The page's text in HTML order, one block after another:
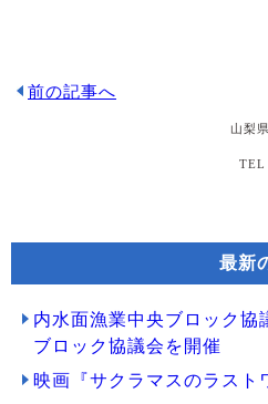
前の記事へ
山梨
最新
内水面漁業中央ブロック
ブロック協議会を開催
映画『サクラマスのラスト